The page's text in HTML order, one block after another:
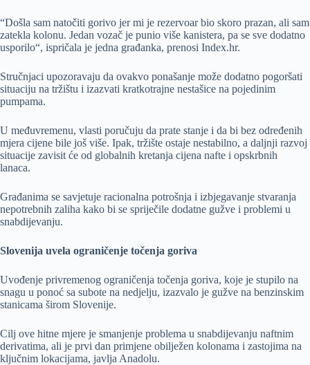
“Došla sam natočiti gorivo jer mi je rezervoar bio skoro prazan, ali sam
zatekla kolonu. Jedan vozač je punio više kanistera, pa se sve dodatno
usporilo“, ispričala je jedna građanka, prenosi Index.hr.
Stručnjaci upozoravaju da ovakvo ponašanje može dodatno pogoršati
situaciju na tržištu i izazvati kratkotrajne nestašice na pojedinim
pumpama.
U međuvremenu, vlasti poručuju da prate stanje i da bi bez određenih
mjera cijene bile još više. Ipak, tržište ostaje nestabilno, a daljnji razvoj
situacije zavisit će od globalnih kretanja cijena nafte i opskrbnih
lanaca.
Građanima se savjetuje racionalna potrošnja i izbjegavanje stvaranja
nepotrebnih zaliha kako bi se spriječile dodatne gužve i problemi u
snabdijevanju.
Slovenija uvela ograničenje točenja goriva
Uvođenje privremenog ograničenja točenja goriva, koje je stupilo na
snagu u ponoć sa subote na nedjelju, izazvalo je gužve na benzinskim
stanicama širom Slovenije.
Cilj ove hitne mjere je smanjenje problema u snabdijevanju naftnim
derivatima, ali je prvi dan primjene obilježen kolonama i zastojima na
ključnim lokacijama, javlja Anadolu.